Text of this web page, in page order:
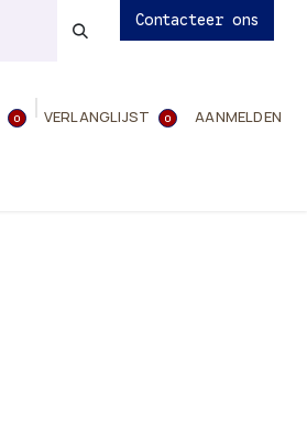
Contacteer ons
0 0
VERLANGLIJST
AANMELDEN